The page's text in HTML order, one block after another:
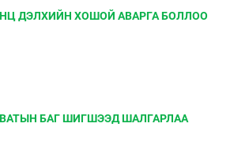
ДЭЛХИЙН ХОШОЙ АВАРГА БОЛЛОО
БАГ ШИГШЭЭД ШАЛГАРЛАА